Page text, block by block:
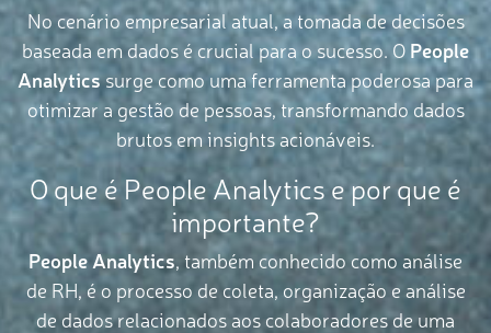
No cenário empresarial atual, a tomada de decisões
baseada em dados é crucial para o sucesso. O People
Analyticssurge como uma ferramenta poderosa para
otimizar a gestão de pessoas, transformando dados
brutos em insights acionáveis.
O que é People Analytics e por que é
importante?
People Analytics , também conhecido como análise
de RH, é o processo de coleta, organização e análise
de dados relacionados aos colaboradores de uma